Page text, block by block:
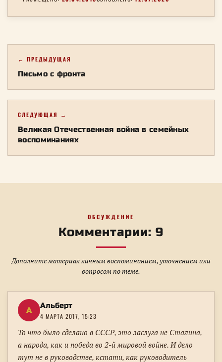
← ПРЕДЫДУЩАЯ
Письмо с фронта
СЛЕДУЮЩАЯ →
Великая Отечественная война в семейных
воспоминаниях
ОБСУЖДЕНИЕ
Комментарии: 9
Дополните материал личным воспоминанием, уточнением или
вопросом по теме.
А Альберт
4 МАРТА 2017, 15:23
То что было сделано в СССР, это заслуга не Сталина,
а народа, как и победа во 2-й мировой войне. И дело
тут не в руководстве, кстати, как руководитель